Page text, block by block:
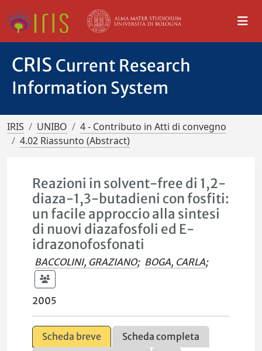
CRIS Current Research
Information System
IRIS UNIBO
4 - Contributo in Atti di convegno
4.02 Riassunto (Abstract)
Reazioni in solvent-free di 1,2-
diaza-1,3-butadieni con fosfiti:
un facile approccio alla sintesi
di nuovi diazafosfoli ed E-
idrazonofosfonati
BACCOLINI, GRAZIANO; BOGA, CARLA;
2005
Scheda breve
Scheda completa